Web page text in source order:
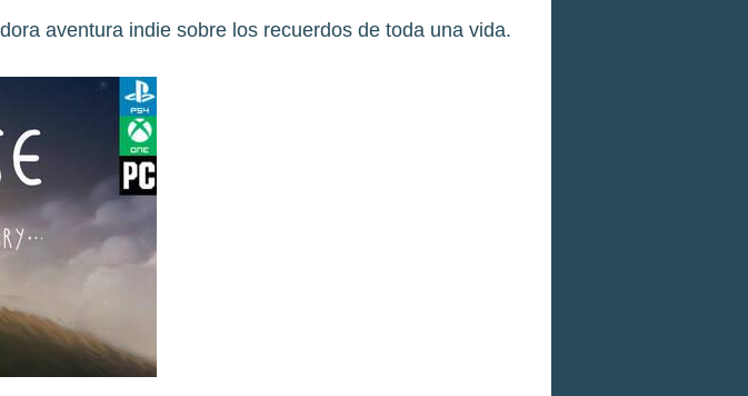
aventura indie sobre los recuerdos de toda una vida.